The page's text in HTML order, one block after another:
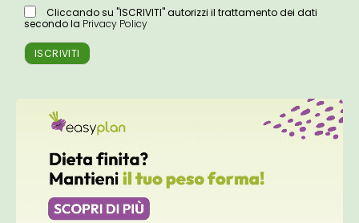
Cliccando su "ISCRIVITI" autorizzi il trattamento dei dati
secondo la Privacy Policy